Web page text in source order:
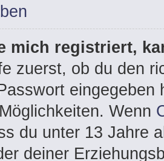
mich registriert,
zuerst, ob du den
eingegeben
Wenn
du unter 13 Jahre
deiner